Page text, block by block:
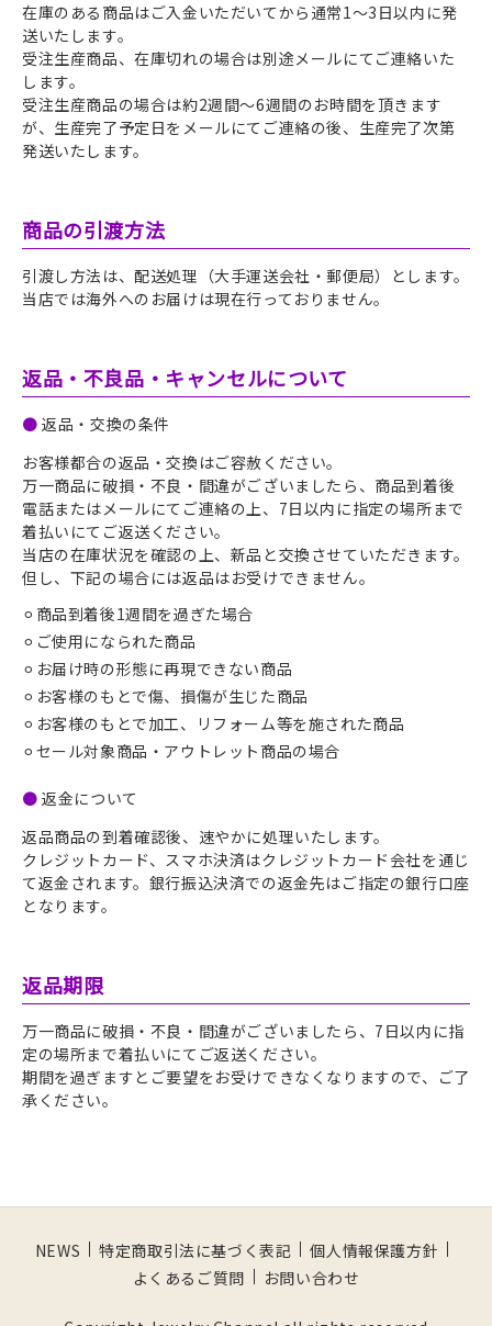
在庫のある商品はご入金いただいてから通常1～3日以内に発
送いたします。
受注生産商品、在庫切れの場合は別途メールにてご連絡いた
します。
受注生産商品の場合は約2週間～6週間のお時間を頂きます
が、生産完了予定日をメールにてご連絡の後、生産完了次第
発送いたします。
商品の引渡方法
引渡し方法は、配送処理（大手運送会社・郵便局）とします。
当店では海外へのお届けは現在行っておりません。
返品・不良品・キャンセルについて
● 返品・交換の条件
お客様都合の返品・交換はご容赦ください。
万一商品に破損・不良・間違がございましたら、商品到着後
電話またはメールにてご連絡の上、7日以内に指定の場所まで
着払いにてご返送ください。
当店の在庫状況を確認の上、新品と交換させていただきます。
但し、下記の場合には返品はお受けできません。
⚪︎商品到着後1週間を過ぎた場合
⚪︎ ご使用になられた商品
⚪︎ お届け時の形態に再現できない商品
⚪︎ お客様のもとで傷、損傷が生じた商品
⚪︎ お客様のもとで加工、リフォーム等を施された商品
⚪︎ セール対象商品・アウトレット商品の場合
● 返金について
返品商品の到着確認後、速やかに処理いたします。
クレジットカード、スマホ決済はクレジットカード会社を通じ
て返金されます。銀行振込決済での返金先はご指定の銀行口座
となります。
返品期限
万一商品に破損・不良・間違がございましたら、7日以内に指
定の場所まで着払いにてご返送ください。
期間を過ぎますとご要望をお受けできなくなりますので、ご了
承ください。
NEWS 特定商取引法に基づく表記
個人情報保護方針
よくあるご質問
お問い合わせ